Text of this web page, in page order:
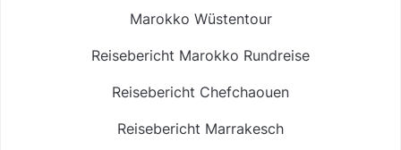
Marokko Wüstentour
Reisebericht Marokko Rundreise
Reisebericht Chefchaouen
Reisebericht Marrakesch